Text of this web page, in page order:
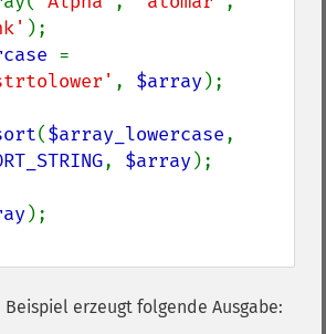
, $array);
($array_lowercase
, $array);
Beispiel erzeugt folgende Ausgabe: